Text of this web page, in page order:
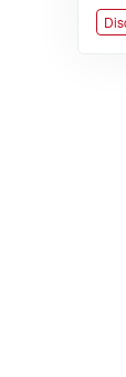
作